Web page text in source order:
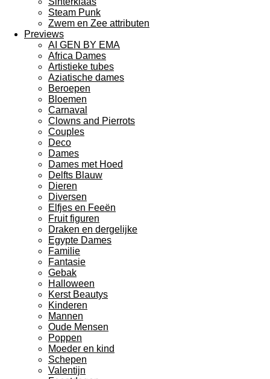
Steam Punk
Zwem en Zee attributen
Previews
AI GEN BY EMA
Africa Dames
Artistieke tubes
Aziatische dames
Beroepen
Bloemen
Carnaval
Clowns and Pierrots
Couples
Deco
Dames
Dames met Hoed
Delfts Blauw
Dieren
Diversen
Elfjes en Feeën
Fruit figuren
Draken en dergelijke
Egypte Dames
Familie
Fantasie
Gebak
Halloween
Kerst Beautys
Kinderen
Mannen
Oude Mensen
Poppen
Moeder en kind
Schepen
Valentijn